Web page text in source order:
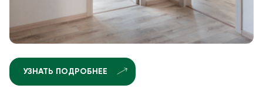
УЗНАТЬ ПОДРОБНЕЕ